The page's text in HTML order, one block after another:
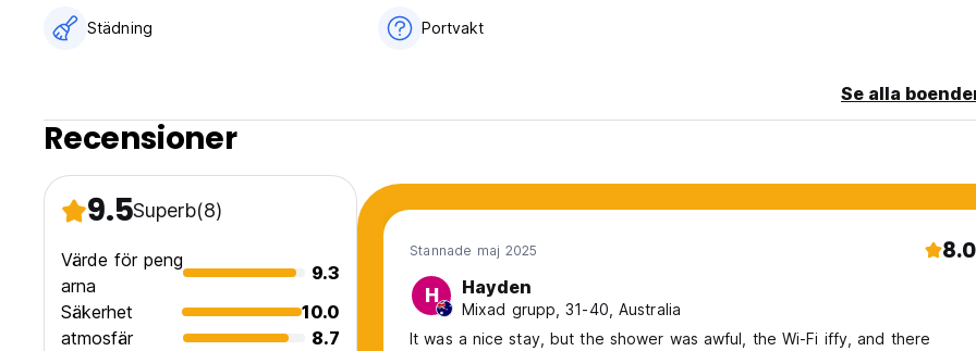
Städning Portvakt
Se alla
Recensioner
9.5Superb(8)
Värde för peng
arna
9.3
Säkerhet
10.0
atmosfär
8.7
Stannade maj 2025 8.0
H Hayden
Mixad grupp, 31-40, Australia
It was a nice stay, but the shower was awful, the Wi-Fi iffy, and there